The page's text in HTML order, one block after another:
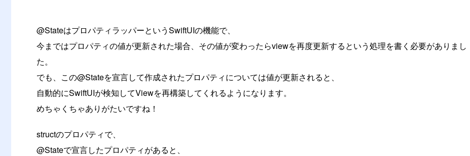
@StateはプロパティラッパーというSwiftUIの機能で、
今まではプロパティの値が更新された場合、その値が変わったらviewを再度更新するという処理を書く必要がありまし
た。
でも、この@Stateを宣言して作成されたプロパティについては値が更新されると、
自動的にSwiftUIが検知してViewを再構築してくれるようになります。
めちゃくちゃありがたいですね！
structのプロパティで、
@Stateで宣言したプロパティがあると、